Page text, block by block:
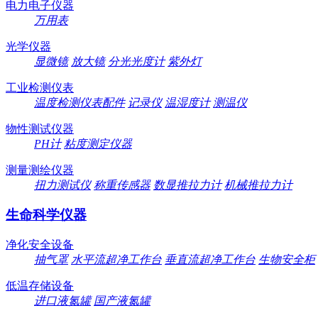
电力电子仪器
万用表
光学仪器
显微镜 放大镜 分光光度计 紫外灯
工业检测仪表
温度检测仪表配件 记录仪 温湿度计 测温仪
物性测试仪器
PH计 粘度测定仪器
测量测绘仪器
扭力测试仪 称重传感器 数显推拉力计 机械推拉力计
生命科学仪器
净化安全设备
抽气罩 水平流超净工作台 垂直流超净工作台 生物安全柜
低温存储设备
进口液氮罐 国产液氮罐